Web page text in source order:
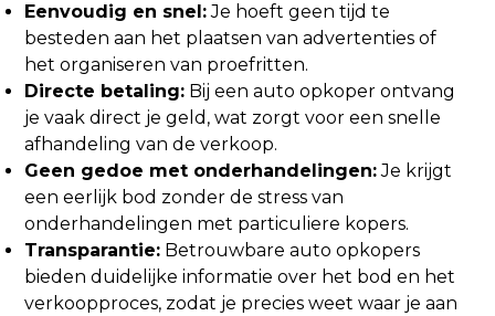
Eenvoudig en snel:Je hoeft geen tijd te
besteden aan het plaatsen van advertenties of
het organiseren van proefritten.
Directe betaling: Bij een auto opkoper ontvang
je vaak direct je geld, wat zorgt voor een snelle
afhandeling van de verkoop.
Geen gedoe met onderhandelingen:Je krijgt
een eerlijk bod zonder de stress van
onderhandelingen met particuliere kopers.
Transparantie: Betrouwbare auto opkopers
bieden duidelijke informatie over het bod en het
verkoopproces, zodat je precies weet waar je aan